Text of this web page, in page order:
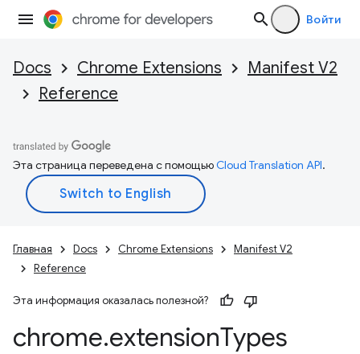
Войти
Docs Chrome Extensions
Manifest V2
Reference
Эта страница переведена с помощьюCloud Translation API.
Главная Docs Chrome Extensions
Manifest V2
Reference
Эта информация оказалась полезной?
chrome.extensionTypes